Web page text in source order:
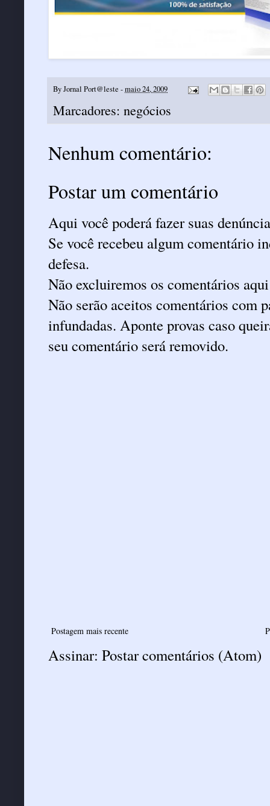
ByJornal Port@leste -maio 24, 2009
Marcadores: negócios
Nenhum comentário:
Postar um comentário
Aqui você poderá fazer suas
Se você recebeu algum comentário
defesa.
Não excluiremos os comentários
Não serão aceitos comentários com
infundadas. Aponte provas caso
seu comentário será removido.
Postagem mais recente
Assinar: Postar comentários (Atom)